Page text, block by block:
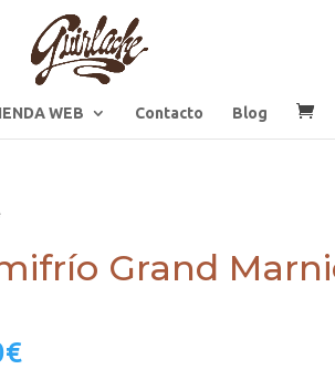
WEB Contacto Blog
Grand
€